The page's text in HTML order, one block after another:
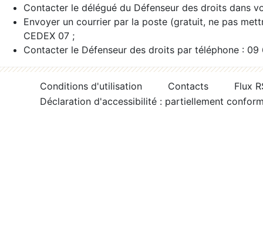
Contacter le délégué du Défenseur des droits dans
Envoyer un courrier par la poste (gratuit, ne pas
CEDEX 07 ;
Contacter le Défenseur des droits par téléphone :
Conditions d'utilisation Contacts
Flux
Déclaration d'accessibilité : partiellement